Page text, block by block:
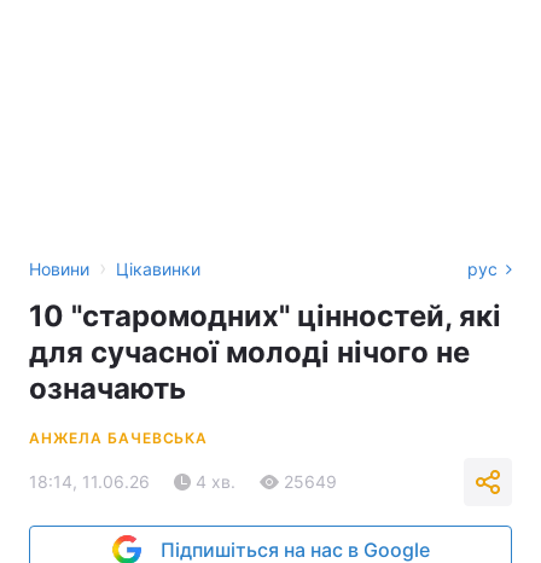
Новини › Цікавинки рус
10 "старомодних" цінностей, які
для сучасної молоді нічого не
означають
АНЖЕЛА БАЧЕВСЬКА
18:14, 11.06.26 4 хв. 25649
Підпишіться на нас в Google